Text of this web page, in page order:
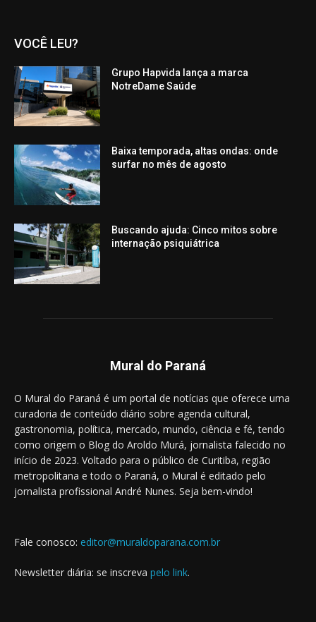
VOCÊ LEU?
Grupo Hapvida lança a marca
NotreDame Saúde
Baixa temporada, altas ondas: onde
surfar no mês de agosto
Buscando ajuda: Cinco mitos sobre
internação psiquiátrica
Mural do Paraná
O Mural do Paraná é um portal de notícias que oferece uma
curadoria de conteúdo diário sobre agenda cultural,
gastronomia, política, mercado, mundo, ciência e fé, tendo
como origem o Blog do Aroldo Murá, jornalista falecido no
início de 2023. Voltado para o público de Curitiba, região
metropolitana e todo o Paraná, o Mural é editado pelo
jornalista profissional André Nunes. Seja bem-vindo!
Fale conosco: editor@muraldoparana.com.br
Newsletter diária: se inscreva pelo link.